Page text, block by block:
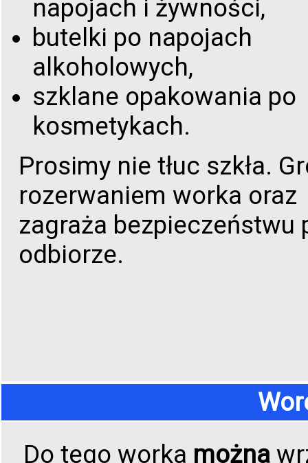
napojach i żywności,
butelki po napojach
alkoholowych,
szklane opakowania po
kosmetykach.
Prosimy nie tłuc szkła.
rozerwaniem worka oraz
zagraża bezpieczeństwu
odbiorze.
Do tego worka można